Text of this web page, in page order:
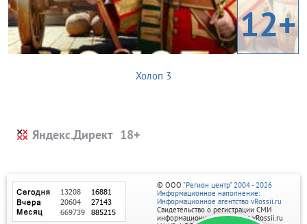
12+
Холоп 3
Яндекс.Директ
© ООО "Регион центр" 2004 - 2026
Информационное наполнение:
Информационное агентство vRossii.ru
Свидетельство о регистрации СМИ
информационного агентства vRossii.ru